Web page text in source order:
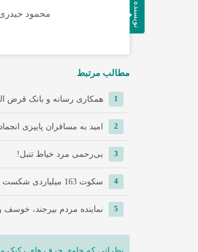
نویسنده محمود
مطالب مرتبط
1 همکاری رسانه و بانک قرض
2 امید به مسافران پاییزی
3 ‌بی‌رحمی مرد خیاط تنبل!
4 سکوت 163 میلیاردی شکست
5 نماینده مردم بیرجند،